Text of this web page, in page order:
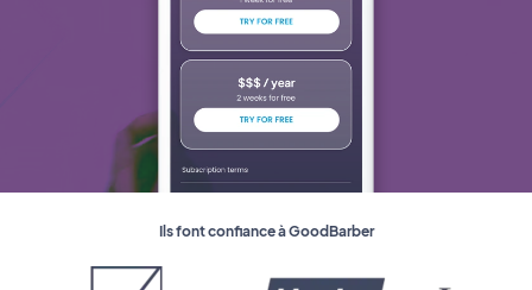
Ils font confiance à GoodBarber